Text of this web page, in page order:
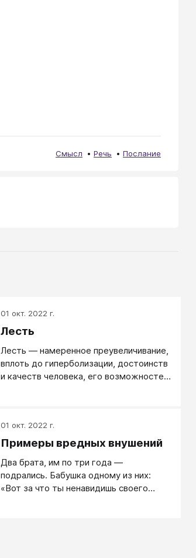
Смысл Речь Послание
01 окт. 2022 г.
Лесть
Лесть — намеренное преувеличивание,
вплоть до гиперболизации, достоинств
и качеств человека, его возможностей
01 окт. 2022 г.
Примеры вредных внушений
Два брата, им по три года ―
подрались. Бабушка одному из них:
«Вот за что ты ненавидишь своего